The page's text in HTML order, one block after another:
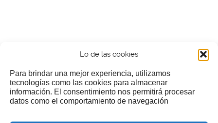
Lo de las cookies
Para brindar una mejor experiencia, utilizamos
tecnologías como las cookies para almacenar
información. El consentimiento nos permitirá procesar
datos como el comportamiento de navegación
¿Nos invitas a un cafecillo?